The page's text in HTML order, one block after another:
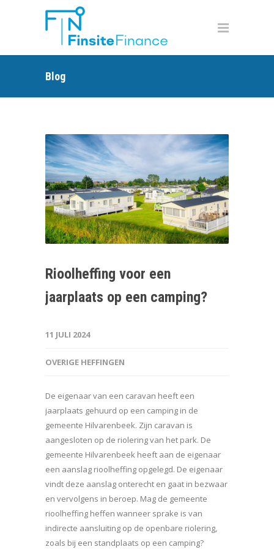
Blog
Rioolheffing voor een
jaarplaats op een camping?
11 JULI 2024
OVERIGE HEFFINGEN
De eigenaar van een caravan heeft een
jaarplaats gehuurd op een camping in de
gemeente Hilvarenbeek. Zijn caravan is
aangesloten op de riolering van het park. De
gemeente Hilvarenbeek heeft aan de eigenaar
een aanslag rioolheffing opgelegd. De eigenaar
vindt deze aanslag onterecht en gaat in bezwaar
en vervolgens in beroep. Mag de gemeente
rioolheffing heffen wanneer sprake is van
indirecte aansluiting op de openbare riolering,
zoals bij een standplaats op een camping?